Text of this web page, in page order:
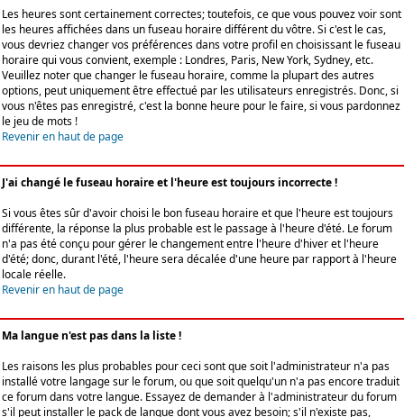
Les heures sont certainement correctes; toutefois, ce que vous pouvez voir sont
les heures affichées dans un fuseau horaire différent du vôtre. Si c'est le cas,
vous devriez changer vos préférences dans votre profil en choisissant le fuseau
horaire qui vous convient, exemple : Londres, Paris, New York, Sydney, etc.
Veuillez noter que changer le fuseau horaire, comme la plupart des autres
options, peut uniquement être effectué par les utilisateurs enregistrés. Donc, si
vous n'êtes pas enregistré, c'est la bonne heure pour le faire, si vous pardonnez
le jeu de mots !
Revenir en haut de page
J'ai changé le fuseau horaire et l'heure est toujours incorrecte !
Si vous êtes sûr d'avoir choisi le bon fuseau horaire et que l'heure est toujours
différente, la réponse la plus probable est le passage à l'heure d'été. Le forum
n'a pas été conçu pour gérer le changement entre l'heure d'hiver et l'heure
d'été; donc, durant l'été, l'heure sera décalée d'une heure par rapport à l'heure
locale réelle.
Revenir en haut de page
Ma langue n'est pas dans la liste !
Les raisons les plus probables pour ceci sont que soit l'administrateur n'a pas
installé votre langage sur le forum, ou que soit quelqu'un n'a pas encore traduit
ce forum dans votre langue. Essayez de demander à l'administrateur du forum
s'il peut installer le pack de langue dont vous avez besoin; s'il n'existe pas,